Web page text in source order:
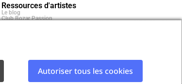
Ressources d'artistes
Le blog
Club Bozar Passion
Autoriser tous les cookies